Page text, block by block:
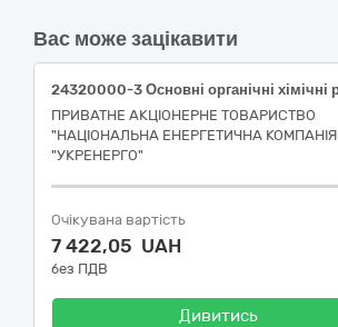
Вас може зацікавити
ПРИВАТНЕ АКЦІОНЕРНЕ ТОВАРИСТВО
"НАЦІОНАЛЬНА ЕНЕРГЕТИЧНА КОМПАНІЯ
"УКРЕНЕРГО"
Очікувана вартість
7 422,05 UAH
без ПДВ
Дивитись